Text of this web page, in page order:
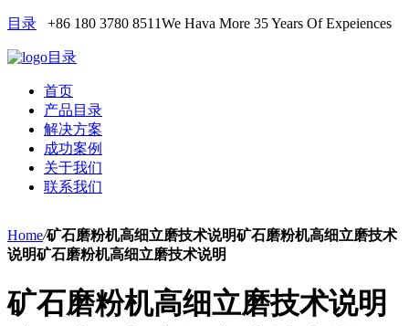
目录 +86 180 3780 8511We Hava More 35 Years Of Expeiences
目录
首页
产品目录
解决方案
成功案例
关于我们
联系我们
Home/矿石磨粉机高细立磨技术说明矿石磨粉机高细立磨技术
说明矿石磨粉机高细立磨技术说明
矿石磨粉机高细立磨技术说明